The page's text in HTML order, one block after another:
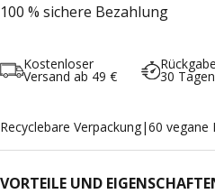
100 % sichere Bezahlung
Kostenloser
Versand ab 49 € 30 Tagen
Recyclebare Verpackung|60 vegane
VORTEILE UND